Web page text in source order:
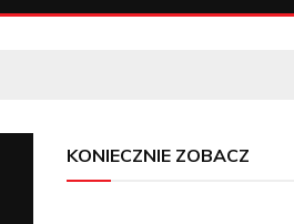
KONIECZNIE ZOBACZ